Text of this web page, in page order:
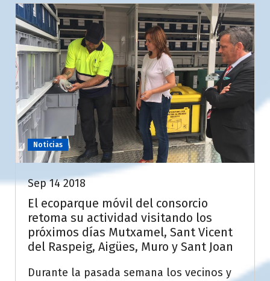
Noticias
Sep 14 2018
El ecoparque móvil del consorcio
retoma su actividad visitando los
próximos días Mutxamel, Sant Vicent
del Raspeig, Aigües, Muro y Sant Joan
Durante la pasada semana los vecinos y